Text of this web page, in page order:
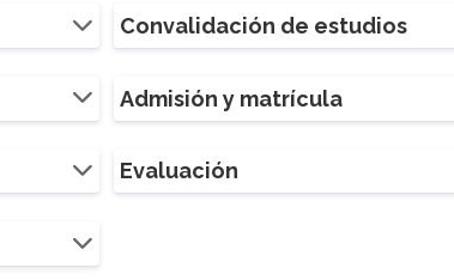
Convalidación de estudios
Admisión y matrícula
Evaluación